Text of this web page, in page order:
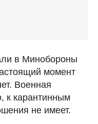
в Минобороны
момент
Военная
к карантинным
не имеет.